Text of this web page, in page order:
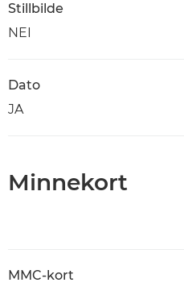
Stillbilde
NEI
Dato
JA
Minnekort
MMC-kort